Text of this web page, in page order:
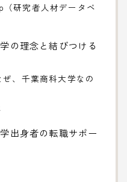
研究者人材データベ
の理念と結びつける
、千葉商科大学なの
出身者の転職サポー